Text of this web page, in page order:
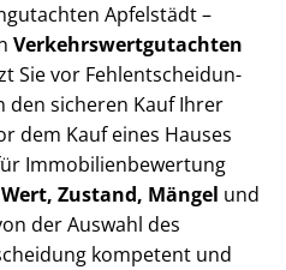
Apfelstädt –
Ver­kehrs­wert­gut­ach­ten
Sie vor Fehl­ent­schei­dun­
den sicheren Kauf Ihrer
dem Kauf eines Hauses
Im­mo­bi­li­en­be­wer­tung
Wert, Zustand, Mängel und
der Auswahl des
kompetent und